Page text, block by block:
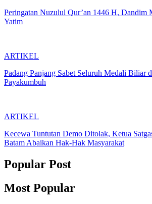
Peringatan Nuzulul Qur’an 1446 H, Dandim
Yatim
ARTIKEL
Padang Panjang Sabet Seluruh Medali Biliar
Payakumbuh
ARTIKEL
Kecewa Tuntutan Demo Ditolak, Ketua
Batam Abaikan Hak-Hak Masyarakat
Popular Post
Most Popular